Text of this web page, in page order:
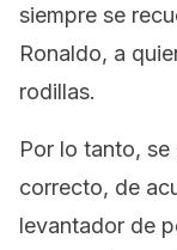
siempre se
Ronaldo, a
rodillas.
Por lo tanto,
correcto, de
levantador de